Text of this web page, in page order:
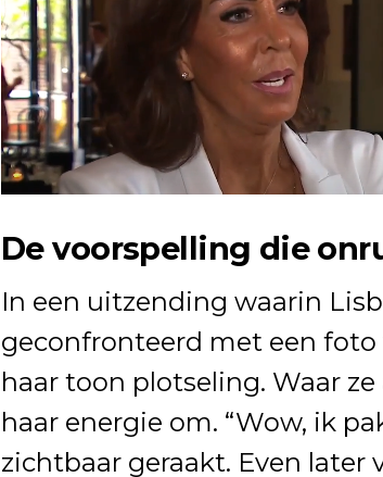
De voorspelling die
In een uitzending waarin
geconfronteerd met een foto
haar toon plotseling. Waar
haar energie om. “Wow, ik
zichtbaar geraakt. Even later